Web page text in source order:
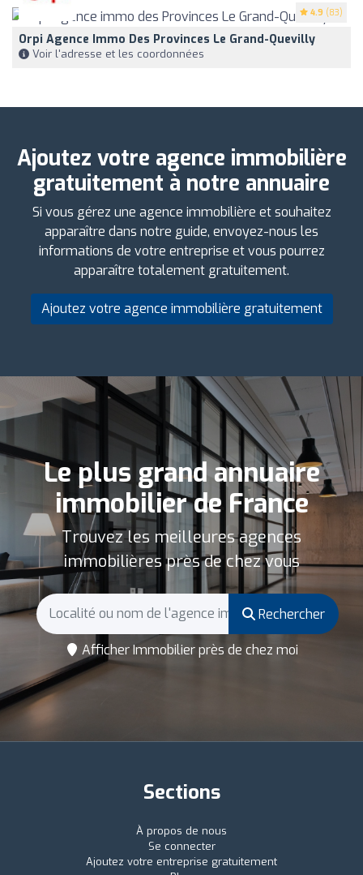
4.9 (83)
Orpi Agence Immo Des Provinces Le Grand-Quevilly
Voir l'adresse et les coordonnées
Ajoutez votre agence immobilière
gratuitement à notre annuaire
Si vous gérez une agence immobilière et souhaitez
apparaître dans notre guide, envoyez-nous les
informations de votre entreprise et vous pourrez
apparaître totalement gratuitement.
Ajoutez votre agence immobilière gratuitement
Le plus grand annuaire
immobilier de France
Trouvez les meilleures agences
immobilières près de chez vous
Rechercher
Afficher Immobilier près de chez moi
Sections
À propos de nous
Se connecter
Ajoutez votre entreprise gratuitement